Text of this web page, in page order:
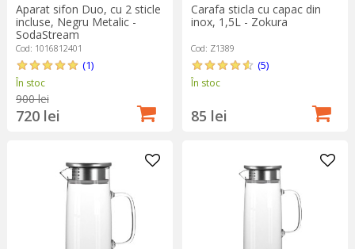
Aparat sifon Duo, cu 2 sticle
incluse, Negru Metalic -
SodaStream
Cod: 1016812401
(1)
În stoc
900 lei
720 lei
Carafa sticla cu capac din
inox, 1,5L - Zokura
Cod: Z1389
(5)
În stoc
85 lei